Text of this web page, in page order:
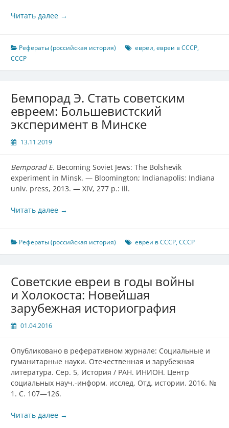
Читать далее →
Рефераты (российская история) евреи,евреи в СССР,
СССР
Бемпорад Э. Стать советским
евреем: Большевистский
эксперимент в Минске
13.11.2019
Bemporad E. Becoming Soviet Jews: The Bolshevik
experiment in Minsk. — Bloomington; Indianapolis: Indiana
univ. press, 2013. — XIV, 277 p.: ill.
Читать далее →
Рефераты (российская история) евреи в СССР,СССР
Советские евреи в годы войны
и Холокоста: Новейшая
зарубежная историография
01.04.2016
Опубликовано в реферативном журнале: Социальные и
гуманитарные науки. Отечественная и зарубежная
литература. Сер. 5, История / РАН. ИНИОН. Центр
социальных науч.-информ. исслед. Отд. истории. 2016. №
1. С. 107—126.
Читать далее →